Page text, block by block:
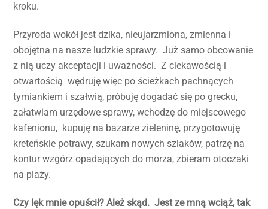
kroku.
Przyroda wokół jest dzika, nieujarzmiona, zmienna i
obojętna na nasze ludzkie sprawy. Już samo obcowanie
z nią uczy akceptacji i uważności. Z ciekawością i
otwartością wędruję więc po ścieżkach pachnących
tymiankiem i szałwią, próbuję dogadać się po grecku,
załatwiam urzędowe sprawy, wchodzę do miejscowego
kafenionu, kupuję na bazarze zieleninę, przygotowuję
kreteńskie potrawy, szukam nowych szlaków, patrzę na
kontur wzgórz opadających do morza, zbieram otoczaki
na plaży.
Czy lęk mnie opuścił? Ależ skąd. Jest ze mną wciąż, tak